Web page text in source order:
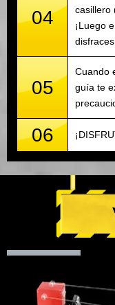
04
casillero
¡Luego
05
Cuando
guía te
06